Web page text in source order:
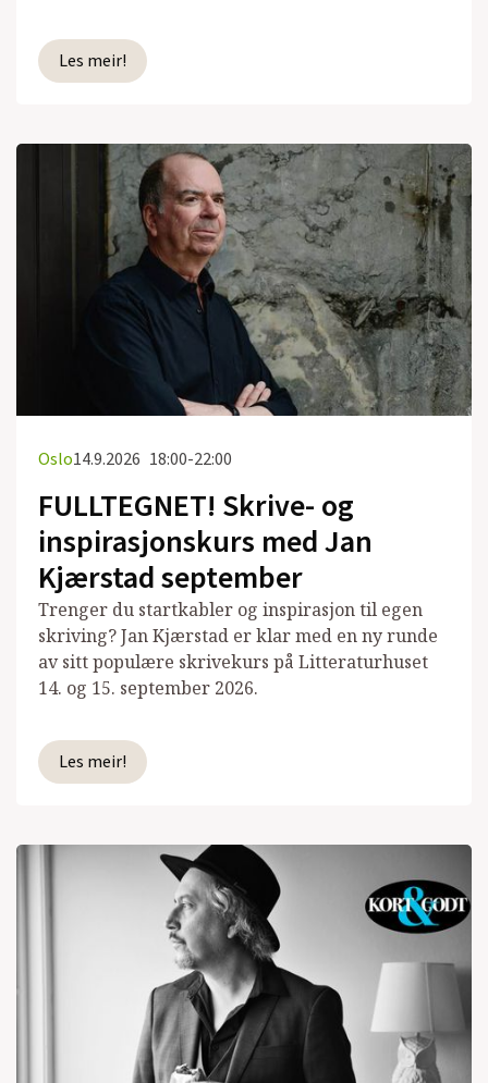
Les meir!
Oslo14.9.2026 18:00-22:00
FULLTEGNET! Skrive- og
inspirasjonskurs med Jan
Kjærstad september
Trenger du startkabler og inspirasjon til egen
skriving? Jan Kjærstad er klar med en ny runde
av sitt populære skrivekurs på Litteraturhuset
14. og 15. september 2026.
Les meir!